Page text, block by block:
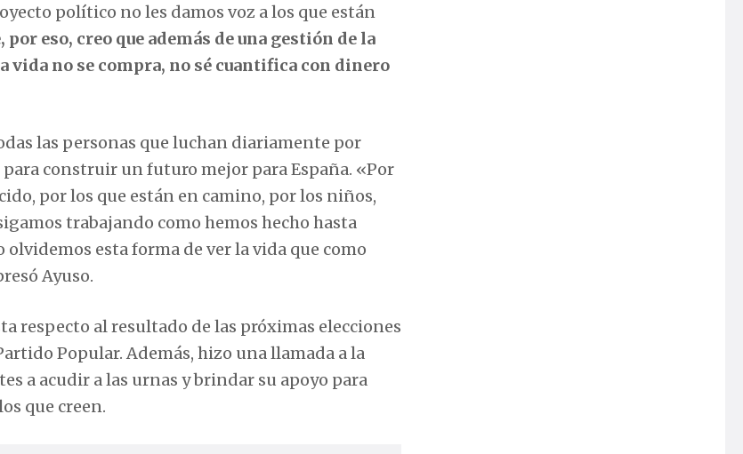
político no les damos voz a los que están
eso, creo que además de una gestión de la
no se compra, no sé cuantifica con dinero
las personas que luchan diariamente por
construir un futuro mejor para España. «Por
por los que están en camino, por los niños,
trabajando como hemos hecho hasta
esta forma de ver la vida que como
Ayuso.
respecto al resultado de las próximas elecciones
Popular. Además, hizo una llamada a la
a acudir a las urnas y brindar su apoyo para
que creen.